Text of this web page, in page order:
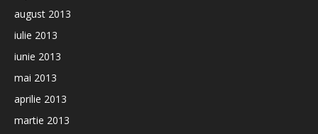
august 2013
iulie 2013
iunie 2013
mai 2013
aprilie 2013
martie 2013